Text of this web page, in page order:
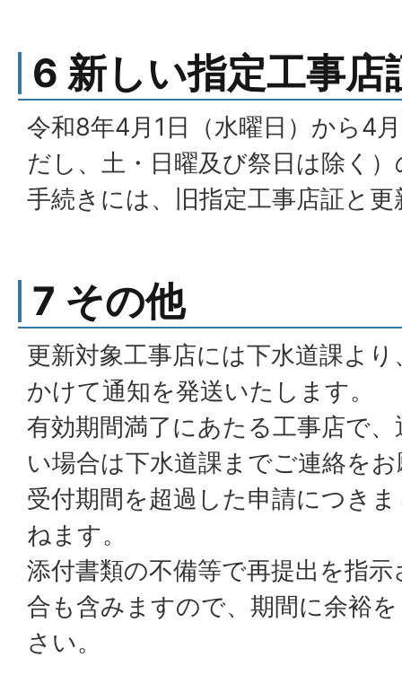
6 新しい指定工事店
令和8年4月1日（水曜日）から4
だし、土・日曜及び祭日は除く
手続きには、旧指定工事店証と
7 その他
更新対象工事店には下水道課よ
かけて通知を発送いたします。
有効期間満了にあたる工事店で
い場合は下水道課までご連絡を
受付期間を超過した申請につき
ねます。
添付書類の不備等で再提出を指
合も含みますので、期間に余裕
さい。